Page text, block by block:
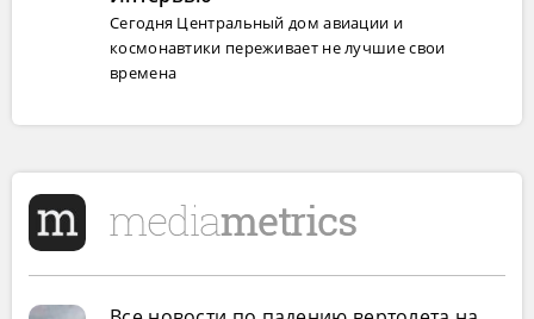
Сегодня Центральный дом авиации и
космонавтики переживает не лучшие свои
времена